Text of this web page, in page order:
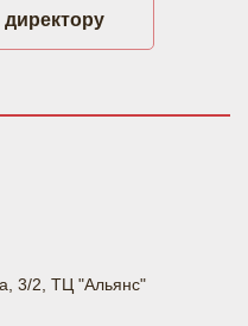
директору
3/2, ТЦ "Альянс"